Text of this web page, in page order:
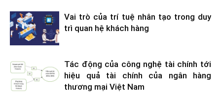
Vai trò của trí tuệ nhân tạo trong duy
trì quan hệ khách hàng
Tác động của công nghệ tài chính tới
hiệu quả tài chính của ngân hàng
thương mại Việt Nam